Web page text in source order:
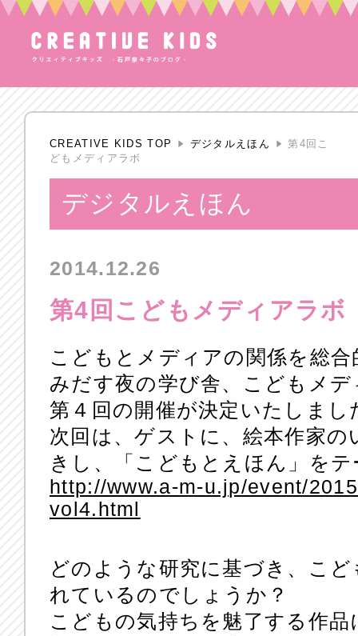
CREATIVE KIDS TOP デジタルえほん
第4回こ
どもメディアラボ
デジタルえほん
2014.12.26
第4回こどもメディアラボ
こどもとメディアの関係を総
みだす夜の学び舎、こどもメ
第４回の開催が決定いたしまし
次回は、ゲストに、絵本作家
きし、「こどもとえほん」を
http://www.a-m-u.jp/event/
vol4.html
どのような研究に基づき、こ
れているのでしょうか？
こどもの気持ちを魅了する作